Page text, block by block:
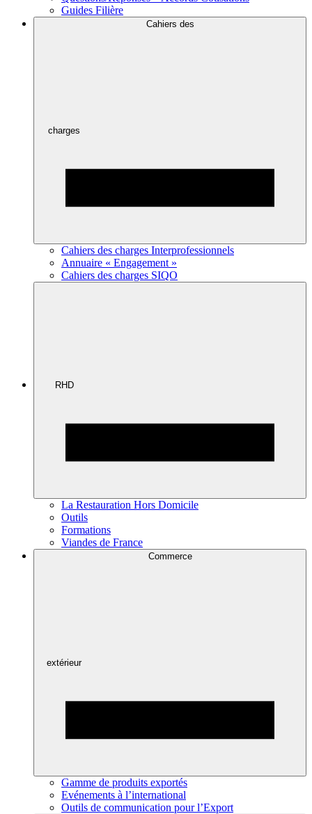
Guides Filière
Cahiers des
charges
Cahiers des charges Interprofessionnels
Annuaire « Engagement »
Cahiers des charges SIQO
RHD
La Restauration Hors Domicile
Outils
Formations
Viandes de France
Commerce
extérieur
Gamme de produits exportés
Evénements à l’international
Outils de communication pour l’Export